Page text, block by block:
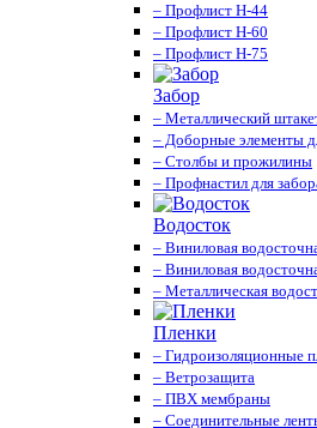
– Профлист Н-44
– Профлист Н-60
– Профлист Н-75
Забор
– Металлический
– Доборные элементы
– Столбы и прожилины
– Профнастил для
Водосток
– Виниловая
– Виниловая
– Металлическая
Пленки
– Гидроизоляционные
– Ветрозащита
– ПВХ мембраны
– Соединительные